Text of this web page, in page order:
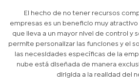
El hecho de no tener recursos
empresas es un beneficio muy atractivo
que lleva a un mayor nivel de control y
permite personalizar las funciones y el
las necesidades específicas de la
nube está diseñada de manera
dirigida a la realidad del